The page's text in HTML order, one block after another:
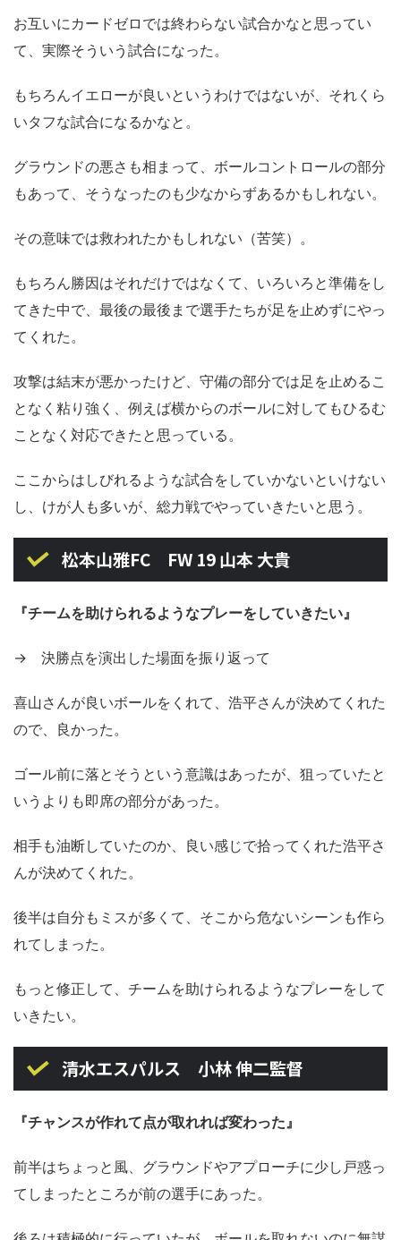
お互いにカードゼロでは終わらない試合かなと思ってい
て、実際そういう試合になった。
もちろんイエローが良いというわけではないが、それくら
いタフな試合になるかなと。
グラウンドの悪さも相まって、ボールコントロールの部分
もあって、そうなったのも少なからずあるかもしれない。
その意味では救われたかもしれない（苦笑）。
もちろん勝因はそれだけではなくて、いろいろと準備をし
てきた中で、最後の最後まで選手たちが足を止めずにやっ
てくれた。
攻撃は結末が悪かったけど、守備の部分では足を止めるこ
となく粘り強く、例えば横からのボールに対してもひるむ
ことなく対応できたと思っている。
ここからはしびれるような試合をしていかないといけない
し、けが人も多いが、総力戦でやっていきたいと思う。
松本山雅FC FW 19 山本 大貴
『チームを助けられるようなプレーをしていきたい』
→ 決勝点を演出した場面を振り返って
喜山さんが良いボールをくれて、浩平さんが決めてくれた
ので、良かった。
ゴール前に落とそうという意識はあったが、狙っていたと
いうよりも即席の部分があった。
相手も油断していたのか、良い感じで拾ってくれた浩平さ
んが決めてくれた。
後半は自分もミスが多くて、そこから危ないシーンも作ら
れてしまった。
もっと修正して、チームを助けられるようなプレーをして
いきたい。
清水エスパルス 小林 伸二監督
『チャンスが作れて点が取れれば変わった』
前半はちょっと風、グラウンドやアプローチに少し戸惑っ
てしまったところが前の選手にあった。